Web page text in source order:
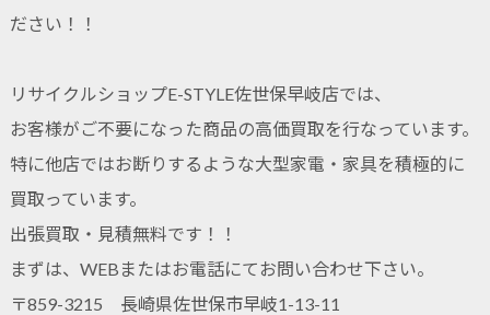
ださい！！
リサイクルショップE-STYLE佐世保早岐店では、
お客様がご不要になった商品の高価買取を行なっています。
特に他店ではお断りするような大型家電・家具を積極的に
買取っています。
出張買取・見積無料です！！
まずは、WEBまたはお電話にてお問い合わせ下さい。
〒859-3215 長崎県佐世保市早岐1-13-11